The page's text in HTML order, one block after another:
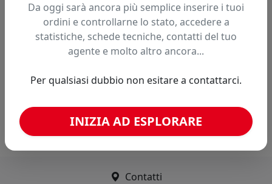
Hai trovato questo prodotto ad un prezzo più basso?
Fai una segnalazione
Confronta con articoli simili
Caricamento confronto...
Contatti
Da oggi sarà ancora più semplice inserire i tuoi
ordini e controllarne lo stato, accedere a
statistiche, schede tecniche, contatti del tuo
agente e molto altro ancora...
Per qualsiasi dubbio non esitare a contattarci.
INIZIA AD ESPLORARE